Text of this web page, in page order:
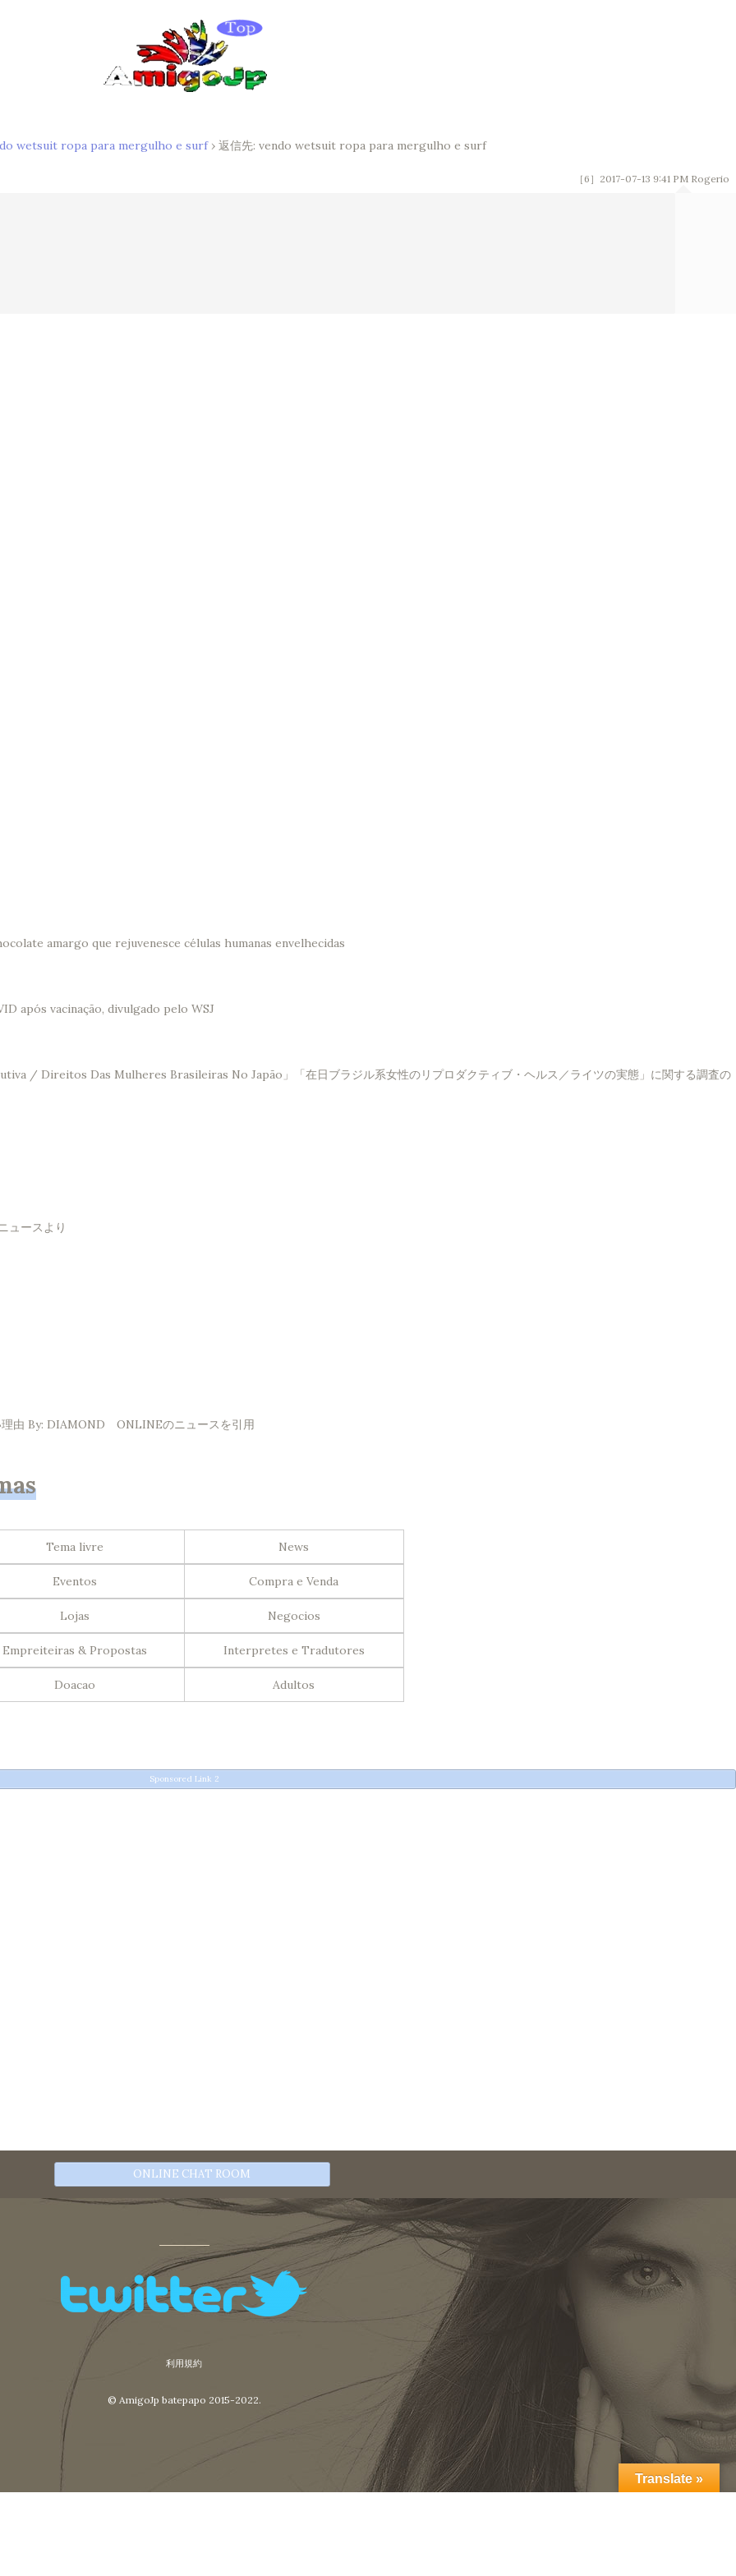
wetsuit ropa para mergulho e surf › 返信先: vendo wetsuit ropa para mergulho e surf
［6］2017-07-13 9:41 PM Rogerio
amargo que rejuvenesce células humanas envelhecidas
após vacinação, divulgado pelo WSJ
/ Direitos Das Mulheres Brasileiras No Japão」「在日ブラジル系女性のリプロダクティブ・ヘルス／ライツの実態」に関する調査の
ュースより
理由 By: DIAMOND ONLINEのニュースを引用
Tema livre News
Eventos Compra e Venda
Lojas Negocios
Empreiteiras & Propostas Interpretes e Tradutores
Doacao Adultos
Sponsored Link 2
ONLINE CHAT ROOM
利用規約
© AmigoJp batepapo 2015-2022.
Translate »